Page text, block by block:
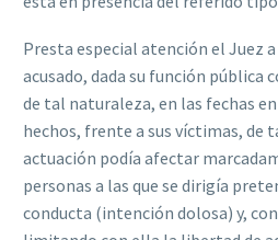
Presta especial atención el Juez
acusado, dada su función pública
de tal naturaleza, en las fechas
hechos, frente a sus víctimas, de
actuación podía afectar
personas a las que se dirigía
conducta (intención dolosa) y,